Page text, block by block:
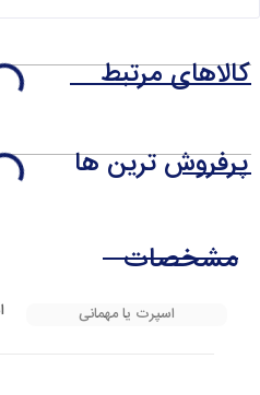
کالاهای مرتبط
پرفروش ترین ها
مشخصات
اسپرت یا مهمانی